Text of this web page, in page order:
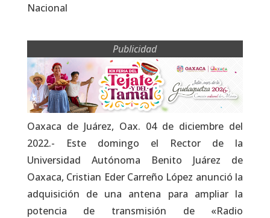
Nacional
Publicidad
Oaxaca de Juárez, Oax. 04 de diciembre del
2022.- Este domingo el Rector de la
Universidad Autónoma Benito Juárez de
Oaxaca, Cristian Eder Carreño López anunció la
adquisición de una antena para ampliar la
potencia de transmisión de «Radio